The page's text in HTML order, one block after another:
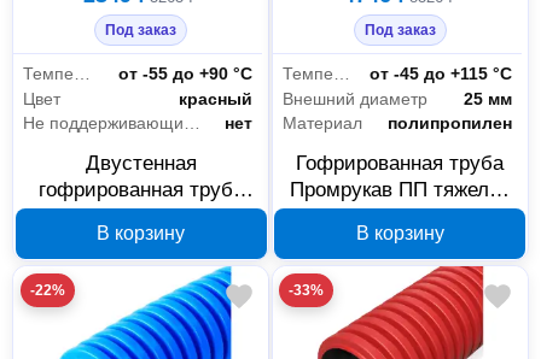
Под заказ
от -55 до +90 °С
Цвет
красный
Не поддерживающие горение (нг)
нет
Двустенная
гофрированная труба
212-110-D57-K04 ПНД
110 мм, красная 5,7 м
В корзину
Под заказ
от -45 до +115 °С
Внешний диаметр
25 мм
Материал
полипропилен
Гофрированная труба
Промрукав ПП тяжелая
PR02.0057
В корзину
-22% -33%